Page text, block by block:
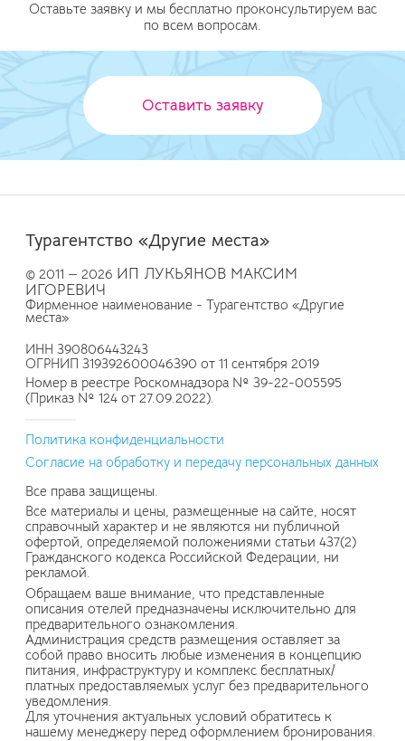
Оставьте заявку и мы бесплатно проконсультируем вас
по всем вопросам.
Оставить заявку
Турагентство «Другие места»
© 2011 — 2026 ИП ЛУКЬЯНОВ МАКСИМ
ИГОРЕВИЧ
Фирменное наименование - Турагентство «Другие
места»
ИНН 390806443243
ОГРНИП 319392600046390 от 11 сентября 2019
Номер в реестре Роскомнадзора № 39-22-005595
(Приказ № 124 от 27.09.2022).
Политика конфиденциальности
Согласие на обработку и передачу персональных данных
Все права защищены.
Все материалы и цены, размещенные на сайте, носят
справочный характер и не являются ни публичной
офертой, определяемой положениями статьи 437(2)
Гражданского кодекса Российской Федерации, ни
рекламой.
Обращаем ваше внимание, что представленные
описания отелей предназначены исключительно для
предварительного ознакомления.
Администрация средств размещения оставляет за
собой право вносить любые изменения в концепцию
питания, инфраструктуру и комплекс бесплатных/
платных предоставляемых услуг без предварительного
уведомления.
Для уточнения актуальных условий обратитесь к
нашему менеджеру перед оформлением бронирования.